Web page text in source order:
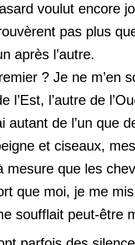
voulut encore
pas plus
après l’autre.
? Je ne m’en
l’Est, l’autre de
autant de l’un que
et ciseaux,
mesure que les
que moi, je me
soufflait peut-être